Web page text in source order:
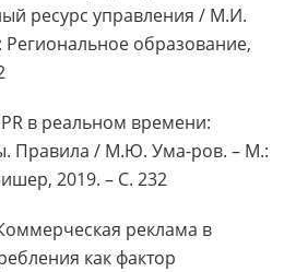
ресурс управления / М.И.
Региональное образование,
в реальном времени:
Правила / М.Ю. Ума-ров. – М.:
2019. – С. 232
реклама в
как фактор